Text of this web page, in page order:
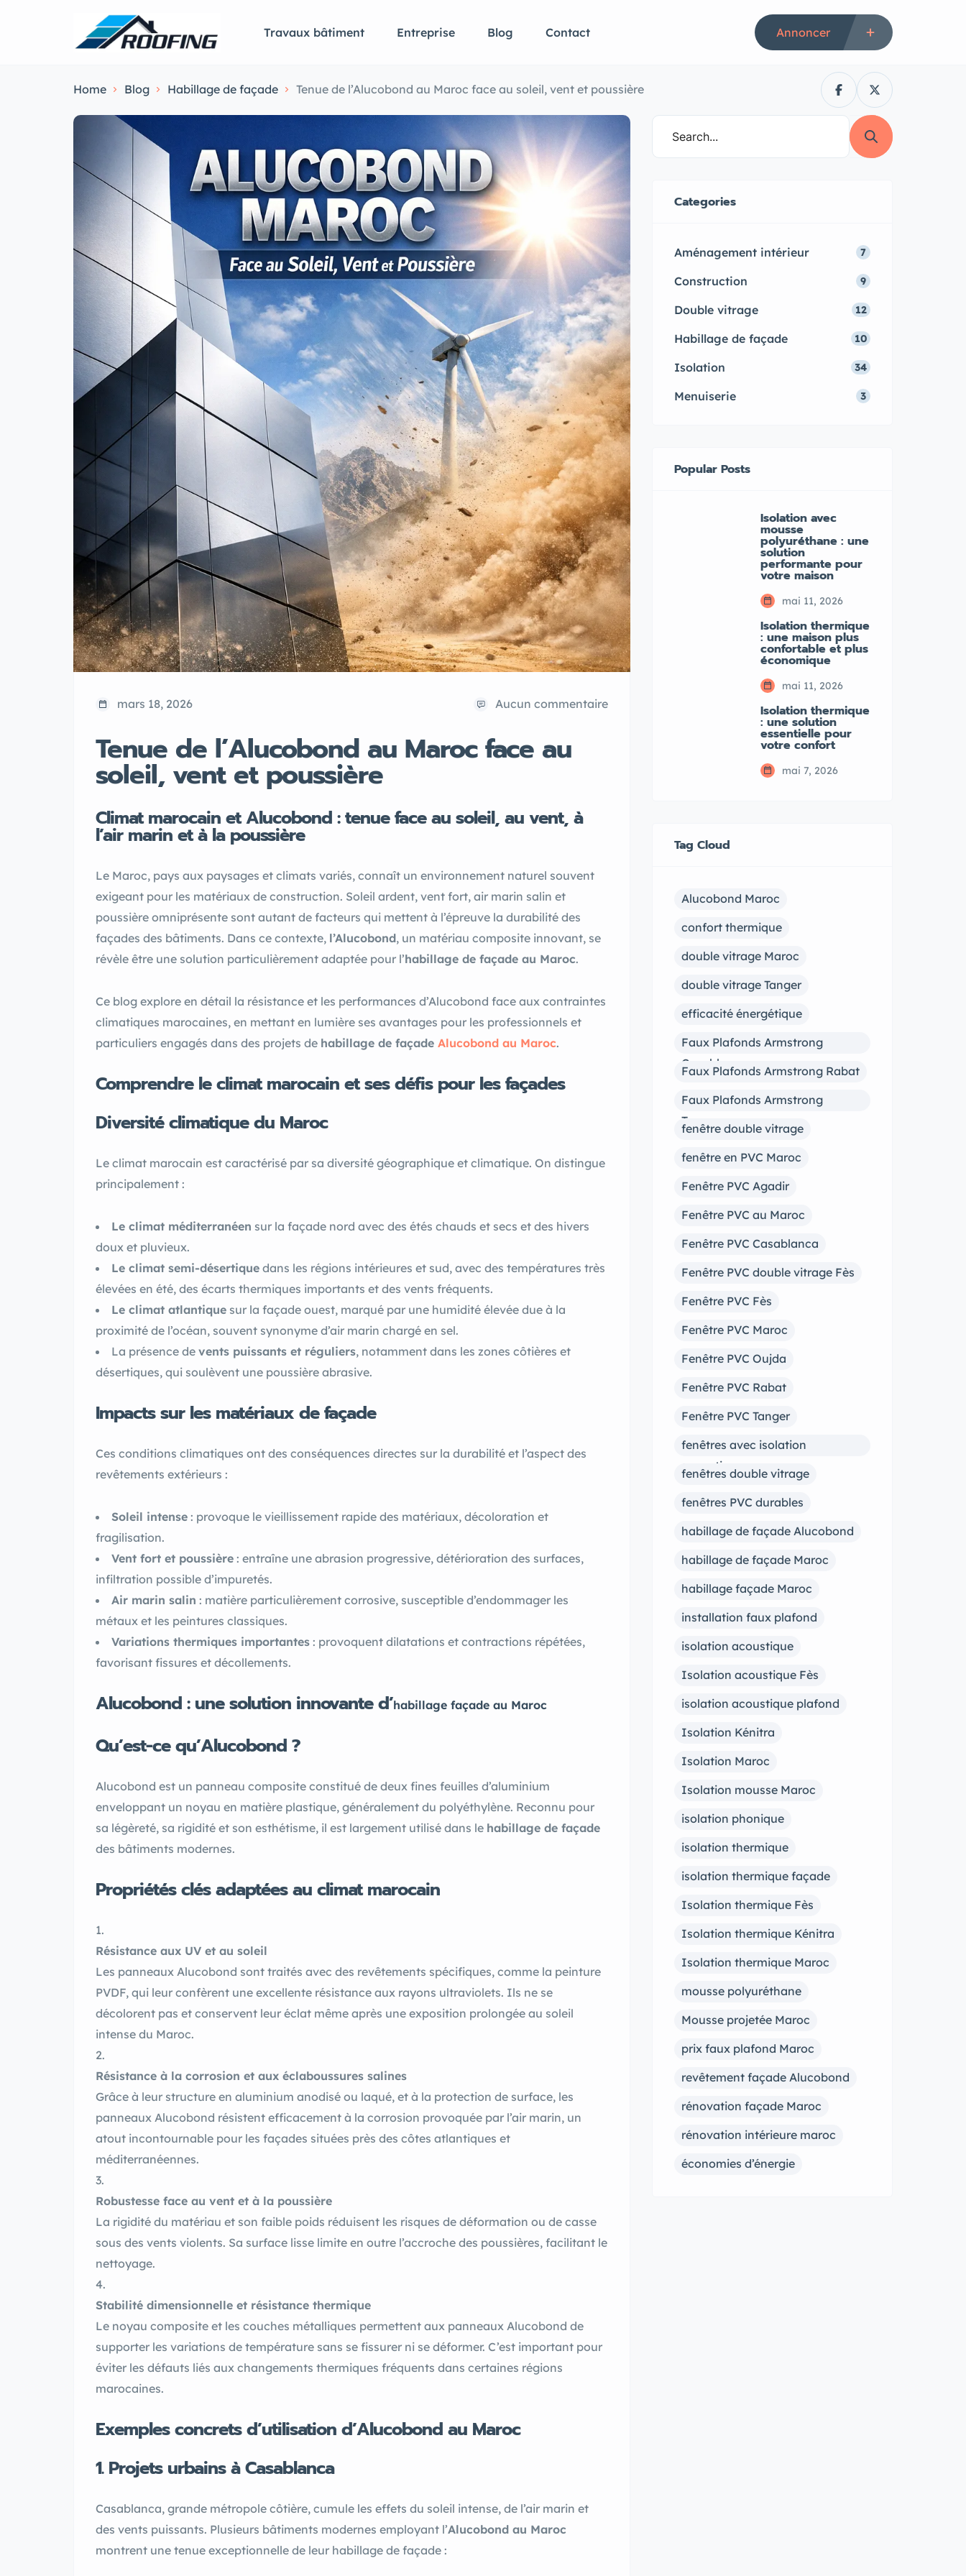
Travaux bâtiment Entreprise Blog Contact Annoncer
Home Blog Habillage de façade Tenue de l’Alucobond au Maroc face au soleil, vent et poussière
mars 18, 2026 Aucun commentaire
Tenue de l’Alucobond au Maroc face au
soleil, vent et poussière
Climat marocain et Alucobond : tenue face au soleil, au vent, à
l’air marin et à la poussière
Le Maroc, pays aux paysages et climats variés, connaît un environnement naturel souvent
exigeant pour les matériaux de construction. Soleil ardent, vent fort, air marin salin et
poussière omniprésente sont autant de facteurs qui mettent à l’épreuve la durabilité des
façades des bâtiments. Dans ce contexte, l’Alucobond, un matériau composite innovant, se
révèle être une solution particulièrement adaptée pour l’habillage de façade au Maroc.
Ce blog explore en détail la résistance et les performances d’Alucobond face aux contraintes
climatiques marocaines, en mettant en lumière ses avantages pour les professionnels et
particuliers engagés dans des projets de habillage de façade Alucobond au Maroc.
Comprendre le climat marocain et ses défis pour les façades
Diversité climatique du Maroc
Le climat marocain est caractérisé par sa diversité géographique et climatique. On distingue
principalement :
Le climat méditerranéen sur la façade nord avec des étés chauds et secs et des hivers
doux et pluvieux.
Le climat semi-désertique dans les régions intérieures et sud, avec des températures très
élevées en été, des écarts thermiques importants et des vents fréquents.
Le climat atlantique sur la façade ouest, marqué par une humidité élevée due à la
proximité de l’océan, souvent synonyme d’air marin chargé en sel.
La présence de vents puissants et réguliers, notamment dans les zones côtières et
désertiques, qui soulèvent une poussière abrasive.
Impacts sur les matériaux de façade
Ces conditions climatiques ont des conséquences directes sur la durabilité et l’aspect des
revêtements extérieurs :
Soleil intense : provoque le vieillissement rapide des matériaux, décoloration et
fragilisation.
Vent fort et poussière : entraîne une abrasion progressive, détérioration des surfaces,
infiltration possible d’impuretés.
Air marin salin : matière particulièrement corrosive, susceptible d’endommager les
métaux et les peintures classiques.
Variations thermiques importantes : provoquent dilatations et contractions répétées,
favorisant fissures et décollements.
Alucobond : une solution innovante d’habillage façade au Maroc
Qu’est-ce qu’Alucobond ?
Alucobond est un panneau composite constitué de deux fines feuilles d’aluminium
enveloppant un noyau en matière plastique, généralement du polyéthylène. Reconnu pour
sa légèreté, sa rigidité et son esthétisme, il est largement utilisé dans le habillage de façade
des bâtiments modernes.
Propriétés clés adaptées au climat marocain
Résistance aux UV et au soleil
Les panneaux Alucobond sont traités avec des revêtements spécifiques, comme la peinture
PVDF, qui leur confèrent une excellente résistance aux rayons ultraviolets. Ils ne se
décolorent pas et conservent leur éclat même après une exposition prolongée au soleil
intense du Maroc.
Résistance à la corrosion et aux éclaboussures salines
Grâce à leur structure en aluminium anodisé ou laqué, et à la protection de surface, les
panneaux Alucobond résistent efficacement à la corrosion provoquée par l’air marin, un
atout incontournable pour les façades situées près des côtes atlantiques et
méditerranéennes.
Robustesse face au vent et à la poussière
La rigidité du matériau et son faible poids réduisent les risques de déformation ou de casse
sous des vents violents. Sa surface lisse limite en outre l’accroche des poussières, facilitant le
nettoyage.
Stabilité dimensionnelle et résistance thermique
Le noyau composite et les couches métalliques permettent aux panneaux Alucobond de
supporter les variations de température sans se fissurer ni se déformer. C’est important pour
éviter les défauts liés aux changements thermiques fréquents dans certaines régions
marocaines.
Exemples concrets d’utilisation d’Alucobond au Maroc
1. Projets urbains à Casablanca
Casablanca, grande métropole côtière, cumule les effets du soleil intense, de l’air marin et
des vents puissants. Plusieurs bâtiments modernes employant l’Alucobond au Maroc
montrent une tenue exceptionnelle de leur habillage de façade :
Categories
Aménagement intérieur 7
Construction 9
Double vitrage 12
Habillage de façade 10
Isolation 34
Menuiserie 3
Popular Posts
Isolation avec
mousse
polyuréthane : une
solution
performante pour
votre maison
mai 11, 2026
Isolation thermique
: une maison plus
confortable et plus
économique
mai 11, 2026
Isolation thermique
: une solution
essentielle pour
votre confort
mai 7, 2026
Tag Cloud
Alucobond Maroc
confort thermique
double vitrage Maroc
double vitrage Tanger
efficacité énergétique
Faux Plafonds Armstrong
Casablanca
Faux Plafonds Armstrong Rabat
Faux Plafonds Armstrong
Tanger
fenêtre double vitrage
fenêtre en PVC Maroc
Fenêtre PVC Agadir
Fenêtre PVC au Maroc
Fenêtre PVC Casablanca
Fenêtre PVC double vitrage Fès
Fenêtre PVC Fès
Fenêtre PVC Maroc
Fenêtre PVC Oujda
Fenêtre PVC Rabat
Fenêtre PVC Tanger
fenêtres avec isolation
acoustique
fenêtres double vitrage
fenêtres PVC durables
habillage de façade Alucobond
habillage de façade Maroc
habillage façade Maroc
installation faux plafond
isolation acoustique
Isolation acoustique Fès
isolation acoustique plafond
Isolation Kénitra
Isolation Maroc
Isolation mousse Maroc
isolation phonique
isolation thermique
isolation thermique façade
Isolation thermique Fès
Isolation thermique Kénitra
Isolation thermique Maroc
mousse polyuréthane
Mousse projetée Maroc
prix faux plafond Maroc
revêtement façade Alucobond
rénovation façade Maroc
rénovation intérieure maroc
économies d’énergie